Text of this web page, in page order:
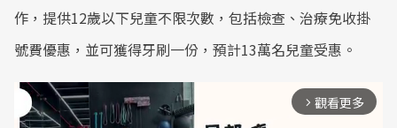
作，提供12歲以下兒童不限次數，包括檢查、治療免收掛
號費優惠，並可獲得牙刷一份，預計13萬名兒童受惠。
arrow_forward_ios 觀看更多